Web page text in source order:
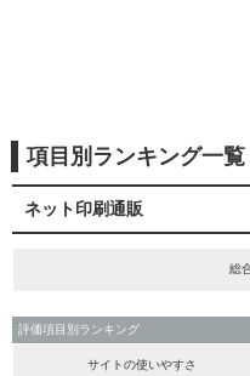
項目別ランキング一覧
ネット印刷通販
総
評価項目別ランキング
サイトの使いやすさ